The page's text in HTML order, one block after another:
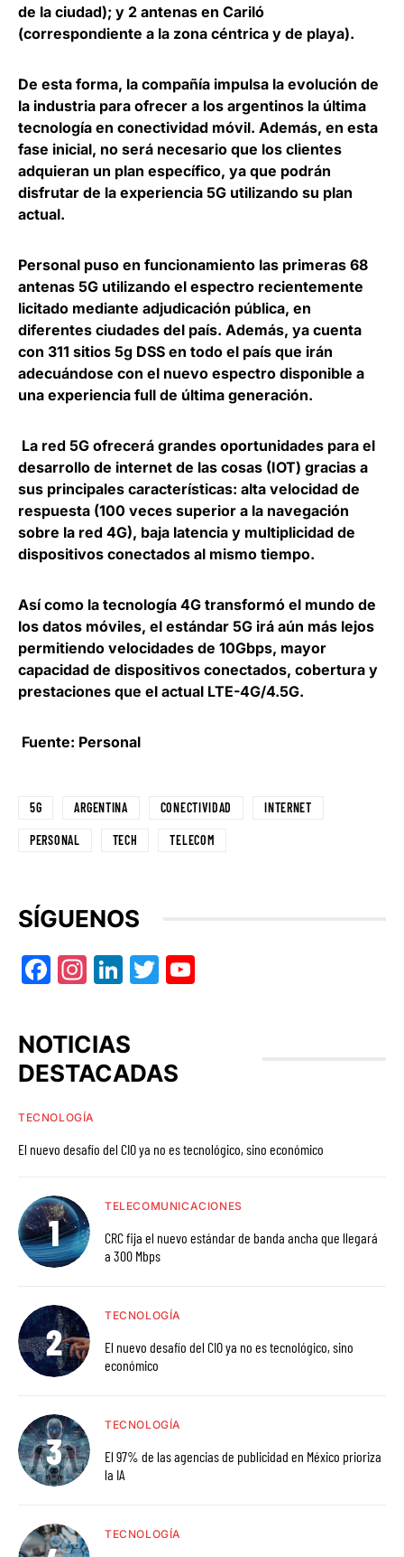
de la ciudad); y 2 antenas en Cariló
(correspondiente a la zona céntrica y de playa).
De esta forma, la compañía impulsa la evolución de
la industria para ofrecer a los argentinos la última
tecnología en conectividad móvil. Además, en esta
fase inicial, no será necesario que los clientes
adquieran un plan específico, ya que podrán
disfrutar de la experiencia 5G utilizando su plan
actual.
Personal puso en funcionamiento las primeras 68
antenas 5G utilizando el espectro recientemente
licitado mediante adjudicación pública, en
diferentes ciudades del país. Además, ya cuenta
con 311 sitios 5g DSS en todo el país que irán
adecuándose con el nuevo espectro disponible a
una experiencia full de última generación.
La red 5G ofrecerá grandes oportunidades para el
desarrollo de internet de las cosas (IOT) gracias a
sus principales características: alta velocidad de
respuesta (100 veces superior a la navegación
sobre la red 4G), baja latencia y multiplicidad de
dispositivos conectados al mismo tiempo.
Así como la tecnología 4G transformó el mundo de
los datos móviles, el estándar 5G irá aún más lejos
permitiendo velocidades de 10Gbps, mayor
capacidad de dispositivos conectados, cobertura y
prestaciones que el actual LTE-4G/4.5G.
Fuente: Personal
5G ARGENTINA CONECTIVIDAD INTERNET
PERSONAL TECH TELECOM
SÍGUENOS
Facebook
Instagram
LinkedIn
Twitter
NOTICIAS
DESTACADAS
TECNOLOGÍA
El nuevo desafío del CIO ya no es tecnológico, sino económico
TELECOMUNICACIONES
CRC fija el nuevo estándar de banda ancha que llegará
a 300 Mbps
TECNOLOGÍA
El nuevo desafío del CIO ya no es tecnológico, sino
económico
TECNOLOGÍA
El 97% de las agencias de publicidad en México prioriza
la IA
TECNOLOGÍA